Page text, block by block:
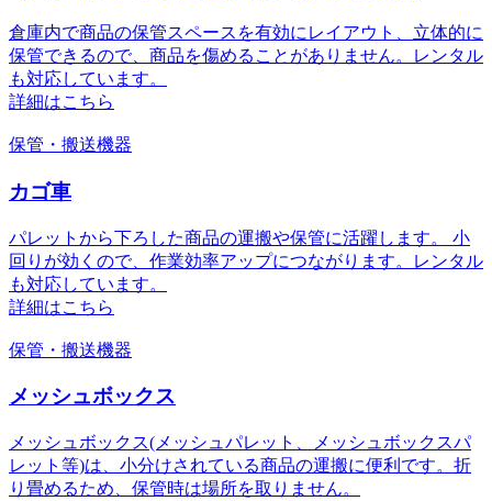
倉庫内で商品の保管スペースを有効にレイアウト、立体的に
保管できるので、商品を傷めることがありません。レンタル
も対応しています。
詳細はこちら
保管・搬送機器
カゴ車
パレットから下ろした商品の運搬や保管に活躍します。 小
回りが効くので、作業効率アップにつながります。レンタル
も対応しています。
詳細はこちら
保管・搬送機器
メッシュボックス
メッシュボックス(メッシュパレット、メッシュボックスパ
レット等)は、小分けされている商品の運搬に便利です。折
り畳めるため、保管時は場所を取りません。